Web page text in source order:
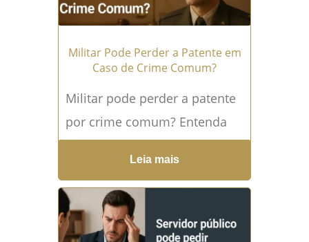
Militar Pode Perder a Patente em
Caso de Crime Comum?
Militar pode perder a patente
por crime comum? Entenda
os limites legais A condição
de militar traz consigo uma
série de deveres...Leia mais
→
Leia mais